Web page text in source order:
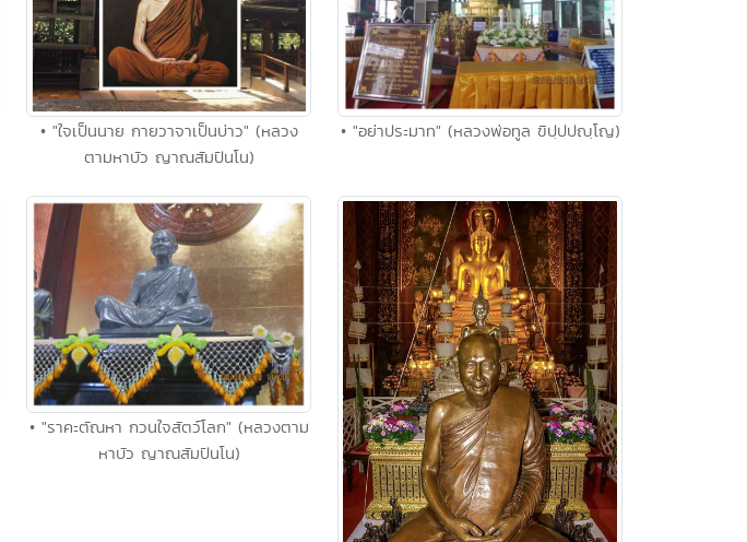
• "ใจเป็นนาย กายวาจาเป็นบ่าว" (หลวง
ตามหาบัว ญาณสัมปันโน)
• "อย่าประมาท" (หลวงพ่อทูล ขิปฺปปญฺโญ)
• "ราคะตัณหา กวนใจสัตว์โลก" (หลวงตาม
หาบัว ญาณสัมปันโน)